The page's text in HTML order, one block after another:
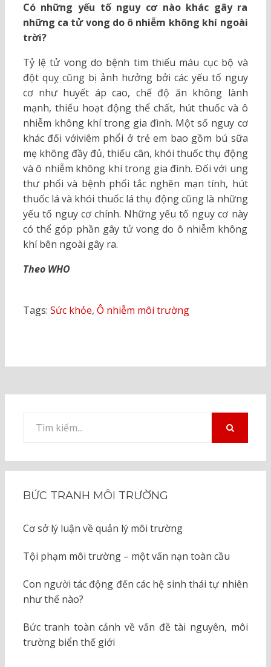
Có những yếu tố nguy cơ nào khác gây ra
những ca tử vong do ô nhiễm không khí ngoài
trời?
Tỷ lệ tử vong do bệnh tim thiếu máu cục bộ và
đột quỵ cũng bị ảnh hưởng bởi các yếu tố nguy
cơ như huyết áp cao, chế độ ăn không lành
mạnh, thiếu hoạt động thể chất, hút thuốc và ô
nhiễm không khí trong gia đình. Một số nguy cơ
khác đối vớiviêm phổi ở trẻ em bao gồm bú sữa
mẹ không đầy đủ, thiếu cân, khói thuốc thụ động
và ô nhiễm không khí trong gia đình. Đối với ung
thư phổi và bệnh phổi tắc nghẽn mạn tính, hút
thuốc lá và khói thuốc lá thụ động cũng là những
yếu tố nguy cơ chính. Những yếu tố nguy cơ này
có thể góp phần gây tử vong do ô nhiễm không
khí bên ngoài gây ra.
Theo WHO
Tags: Sức khỏe, Ô nhiễm môi trường
kiếm
BỨC TRANH MÔI TRƯỜNG
Cơ sở lý luận về quản lý môi trường
Tội phạm môi trường – một vấn nạn toàn cầu
Con người tác động đến các hệ sinh thái tự nhiên
như thế nào?
Bức tranh toàn cảnh về vấn đề tài nguyên, môi
trường biển thế giới